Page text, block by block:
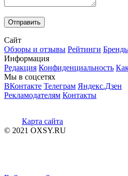
Сайт
Обзоры и отзывы Рейтинги
Информация
Редакция Конфиденциальность
Мы в соцсетях
ВКонтакте Телеграм Яндекс.Дзен
Рекламодателям Контакты
Карта сайта
© 2021 OXSY.RU